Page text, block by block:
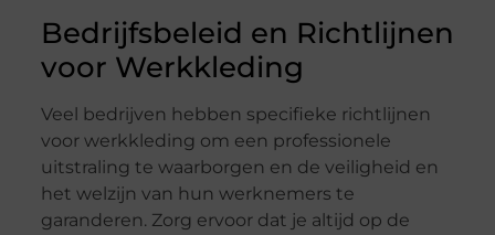
Bedrijfsbeleid en Richtlijnen
voor Werkkleding
Veel bedrijven hebben specifieke richtlijnen
voor werkkleding om een professionele
uitstraling te waarborgen en de veiligheid en
het welzijn van hun werknemers te
garanderen. Zorg ervoor dat je altijd op de